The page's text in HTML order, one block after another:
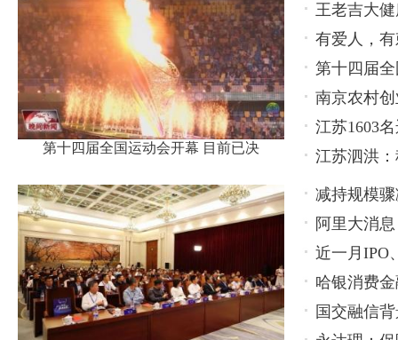
第十四届全国运动会开幕 目前已决
轻心
王老吉大
款产品
有爱人，
第十四届
南京农村
江苏1603
江苏泗洪
减持规模
持，还有
阿里大消
近一月IPO
衡关键在
哈银消费
国交融信